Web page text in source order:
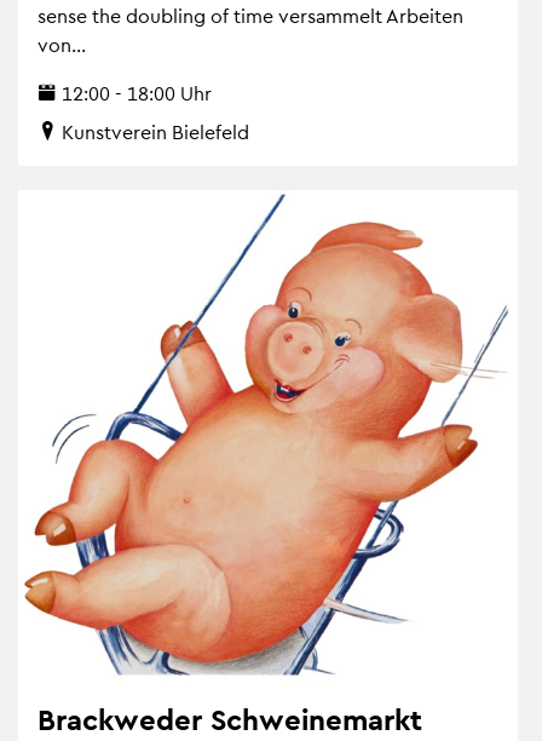
sense the dou­bling of time ver­sam­melt Ar­bei­ten
von...
12:00 - 18:00 Uhr
Kunst­ver­ein Bie­le­feld
Brack­we­der Schwei­ne­markt